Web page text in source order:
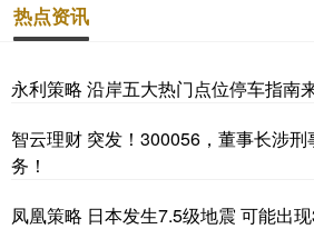
热点资讯
永利策略 沿岸五大热门点位停车指南
智云理财 突发！300056，董事长涉
务！
凤凰策略 日本发生7.5级地震 可能出